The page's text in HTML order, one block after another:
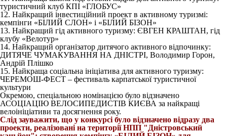
туристичний клуб КПІ «ГЛОБУС»
12. Найкращий інвестиційний проект в активному туризмі:
кемпінги «БІЛИЙ СЛОН» і «БІЛИЙ БІЗОН»
13. Найкращий гід активного туризму: ЄВГЕН КРАШТАН, гід
клубу «Велотур»
14. Найкращий організатор дитячого активного відпочинку:
ДИТЯЧЕ ЧУМАКУВАННЯ НА ДНІСТРІ, Володимир Горон,
Андрій Плішко
15. Найкраща соціальна ініціатива для активного туризму:
ЧЕРЕМОШ-ФЕСТ – фестиваль карпатської туристичної
культури
Окремою, спеціальною номінацією було відзначено
АСОЦІАЦІЮ ВЕЛОСИПЕДИСТІВ КИЄВА за найкращі
велоініціативи та досягнення року.
Слід зауважити, що у конкурсі було відзначено відразу два
проекти, реалізовані на території НПП "Дністровський